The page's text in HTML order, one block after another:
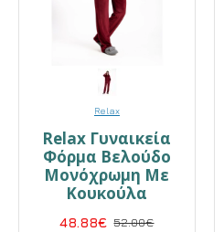
Relax
Relax Γυναικεία
Φόρμα Βελούδο
Μονόχρωμη Με
Κουκούλα
48.88€ 52.00€